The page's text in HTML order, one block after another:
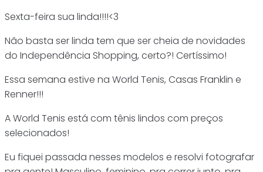
Sexta-feira sua linda!!!!<3
Não basta ser linda tem que ser cheia de novidades
do Independência Shopping, certo?! Certíssimo!
Essa semana estive na World Tenis, Casas Franklin e
Renner!!!
A World Tenis está com tênis lindos com preços
selecionados!
Eu fiquei passada nesses modelos e resolvi fotografar